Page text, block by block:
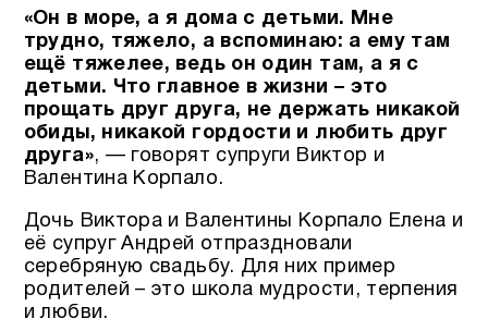
«Он в море, а я дома с детьми. Мне
трудно, тяжело, а вспоминаю: а ему там
ещё тяжелее, ведь он один там, а я с
детьми. Что главное в жизни – это
прощать друг друга, не держать никакой
обиды, никакой гордости и любить друг
друга», — говорят супруги Виктор и
Валентина Корпало.
Дочь Виктора и Валентины Корпало Елена и
её супруг Андрей отпраздновали
серебряную свадьбу. Для них пример
родителей – это школа мудрости, терпения
и любви.